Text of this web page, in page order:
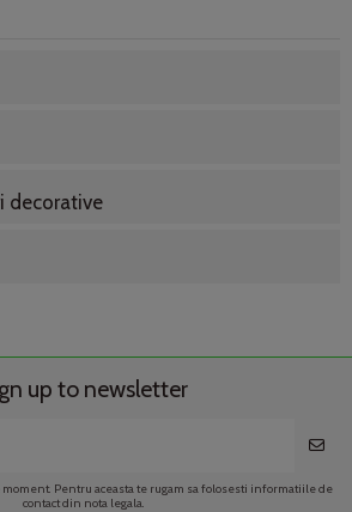
decorative
up to newsletter
Pentru aceasta te rugam sa folosesti informatiile de
contact din nota legala.